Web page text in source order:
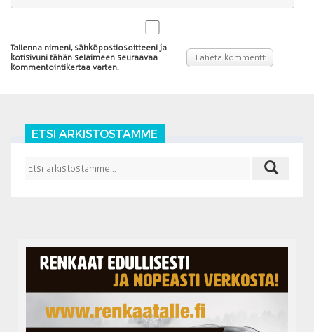
Tallenna nimeni, sähköpostiosoitteeni ja
kotisivuni tähän selaimeen seuraavaa
kommentointikertaa varten.
ETSI ARKISTOSTAMME